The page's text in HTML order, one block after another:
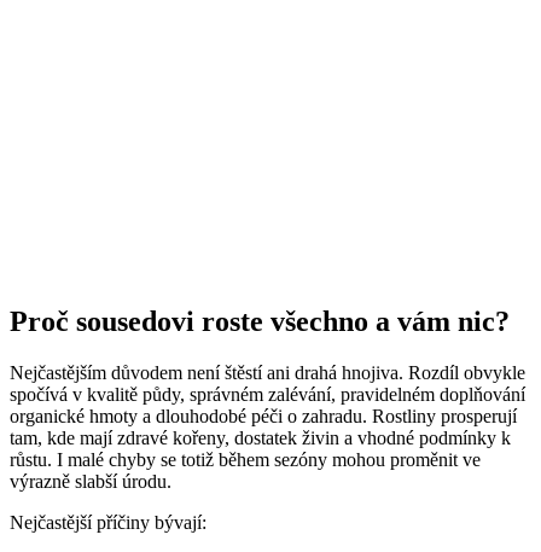
Proč sousedovi roste všechno a vám nic?
Nejčastějším důvodem není štěstí ani drahá hnojiva. Rozdíl obvykle
spočívá v kvalitě půdy, správném zalévání, pravidelném doplňování
organické hmoty a dlouhodobé péči o zahradu. Rostliny prosperují
tam, kde mají zdravé kořeny, dostatek živin a vhodné podmínky k
růstu. I malé chyby se totiž během sezóny mohou proměnit ve
výrazně slabší úrodu.
Nejčastější příčiny bývají: